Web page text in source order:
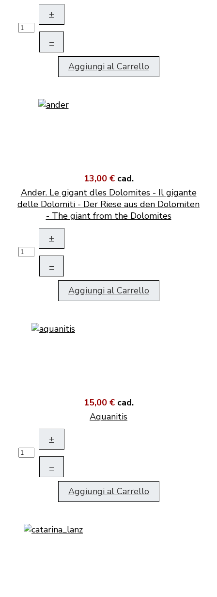
+
–
Aggiungi al Carrello
13,00 € cad.
Ander. Le gigant dles Dolomites - Il gigante
delle Dolomiti - Der Riese aus den Dolomiten
- The giant from the Dolomites
+
–
Aggiungi al Carrello
15,00 € cad.
Aquanitis
+
–
Aggiungi al Carrello